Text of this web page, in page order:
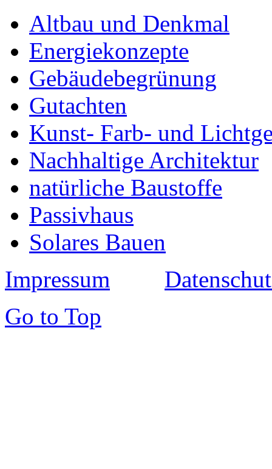
Altbau und Denkmal
Energiekonzepte
Gebäudebegrünung
Gutachten
Kunst- Farb- und
Nachhaltige Architektur
natürliche Baustoffe
Passivhaus
Solares Bauen
Impressum
Go to Top